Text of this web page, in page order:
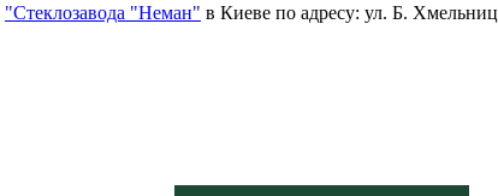
"Стеклозавода "Неман" в Киеве по адресу: ул. Б.